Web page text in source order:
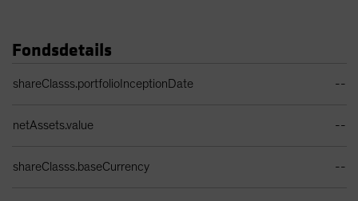
Fondsdetails
shareClasss.portfolioInceptionDate --
netAssets.value --
shareClasss.baseCurrency --